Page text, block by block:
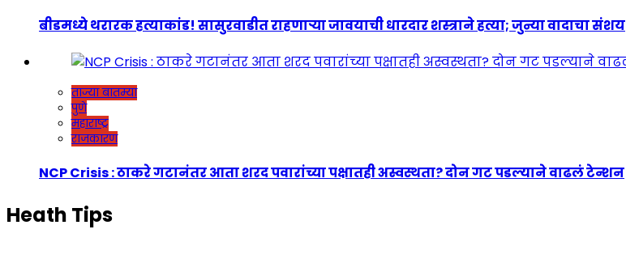
बीडमध्ये थरारक हत्याकांड! सासुरवाडीत राहणाऱ्या जावयाची धारदार शस्त्राने हत्या; जुन्या वादाचा संशय
ताज्या बातम्या
पुणे
महाराष्ट्र
राजकारण
NCP Crisis : ठाकरे गटानंतर आता शरद पवारांच्या पक्षातही अस्वस्थता? दोन गट पडल्याने वाढलं टेन्शन
Heath Tips